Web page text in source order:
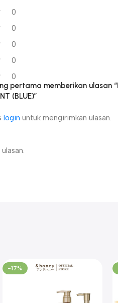
0
0
0
0
0
pertama memberikan ulasan
(BLUE)”
login untuk mengirimkan ulasan.
-17%